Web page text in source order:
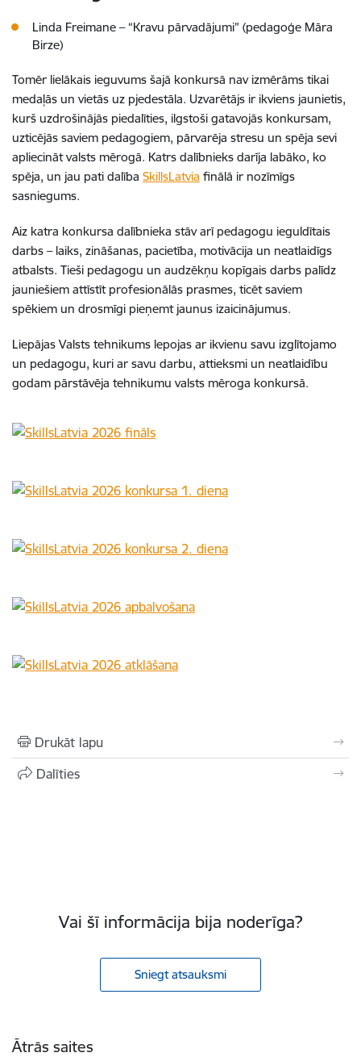
Linda Freimane – “Kravu pārvadājumi” (pedagoģe Māra
Birze)
Tomēr lielākais ieguvums šajā konkursā nav izmērāms tikai
medaļās un vietās uz pjedestāla. Uzvarētājs ir ikviens jaunietis,
kurš uzdrošinājās piedalīties, ilgstoši gatavojās konkursam,
uzticējās saviem pedagogiem, pārvarēja stresu un spēja sevi
apliecināt valsts mērogā. Katrs dalībnieks darīja labāko, ko
spēja, un jau pati dalība SkillsLatvia finālā ir nozīmīgs
sasniegums.
Aiz katra konkursa dalībnieka stāv arī pedagogu ieguldītais
darbs – laiks, zināšanas, pacietība, motivācija un neatlaidīgs
atbalsts. Tieši pedagogu un audzēkņu kopīgais darbs palīdz
jauniešiem attīstīt profesionālās prasmes, ticēt saviem
spēkiem un drosmīgi pieņemt jaunus izaicinājumus.
Liepājas Valsts tehnikums lepojas ar ikvienu savu izglītojamo
un pedagogu, kuri ar savu darbu, attieksmi un neatlaidību
godam pārstāvēja tehnikumu valsts mēroga konkursā.
Drukāt lapu
Dalīties
Vai šī informācija bija noderīga?
Sniegt atsauksmi
Ātrās saites